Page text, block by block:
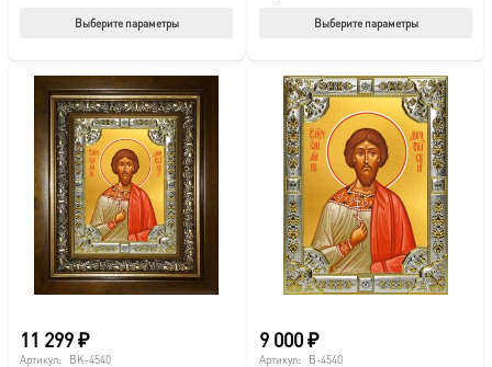
Выберите параметры Выберите параметры
11 299₽
Артикул: BK-4540
9 000₽
Артикул: B-4540